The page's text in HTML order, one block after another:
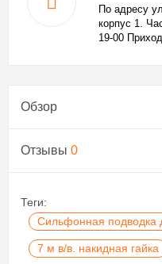
По адресу
корпус 1.
19-00
Обзор
Отзывы 0
Теги:
Сильфонная подводка
7 м в/в. накидная гайка